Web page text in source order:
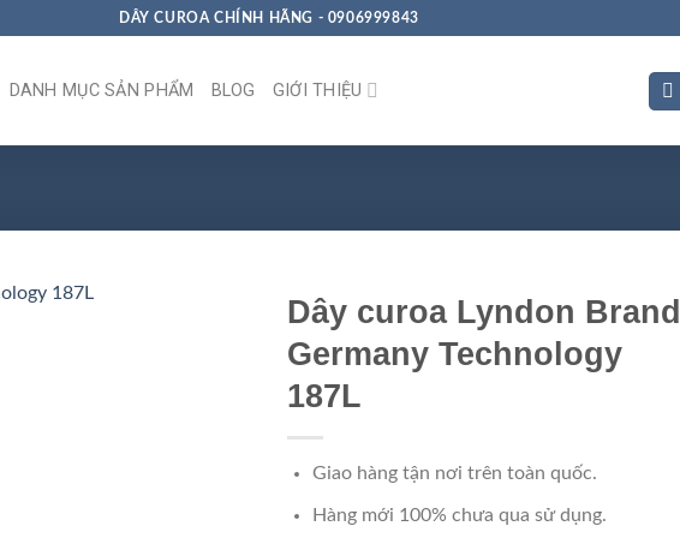
DÂY CUROA CHÍNH HÃNG - 0906999843
DANH MỤC SẢN PHẨM BLOG GIỚI THIỆU
Dây curoa Lyndon Brand
Germany Technology
187L
Giao hàng tận nơi trên toàn quốc.
Hàng mới 100% chưa qua sử dụng.